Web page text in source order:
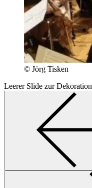
© Jörg Tisken
Leerer Slide zur Dekoration